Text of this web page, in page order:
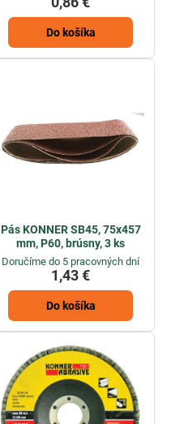
Do košíka
Pás KONNER SB45, 75x457
mm, P60, brúsny, 3 ks
Doručíme do 5 pracovných dní
1,43 €
Do košíka